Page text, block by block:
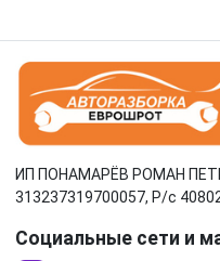
ИП ПОНАМАРЁВ РОМАН
313237319700057, Р/c
Социальные сети и